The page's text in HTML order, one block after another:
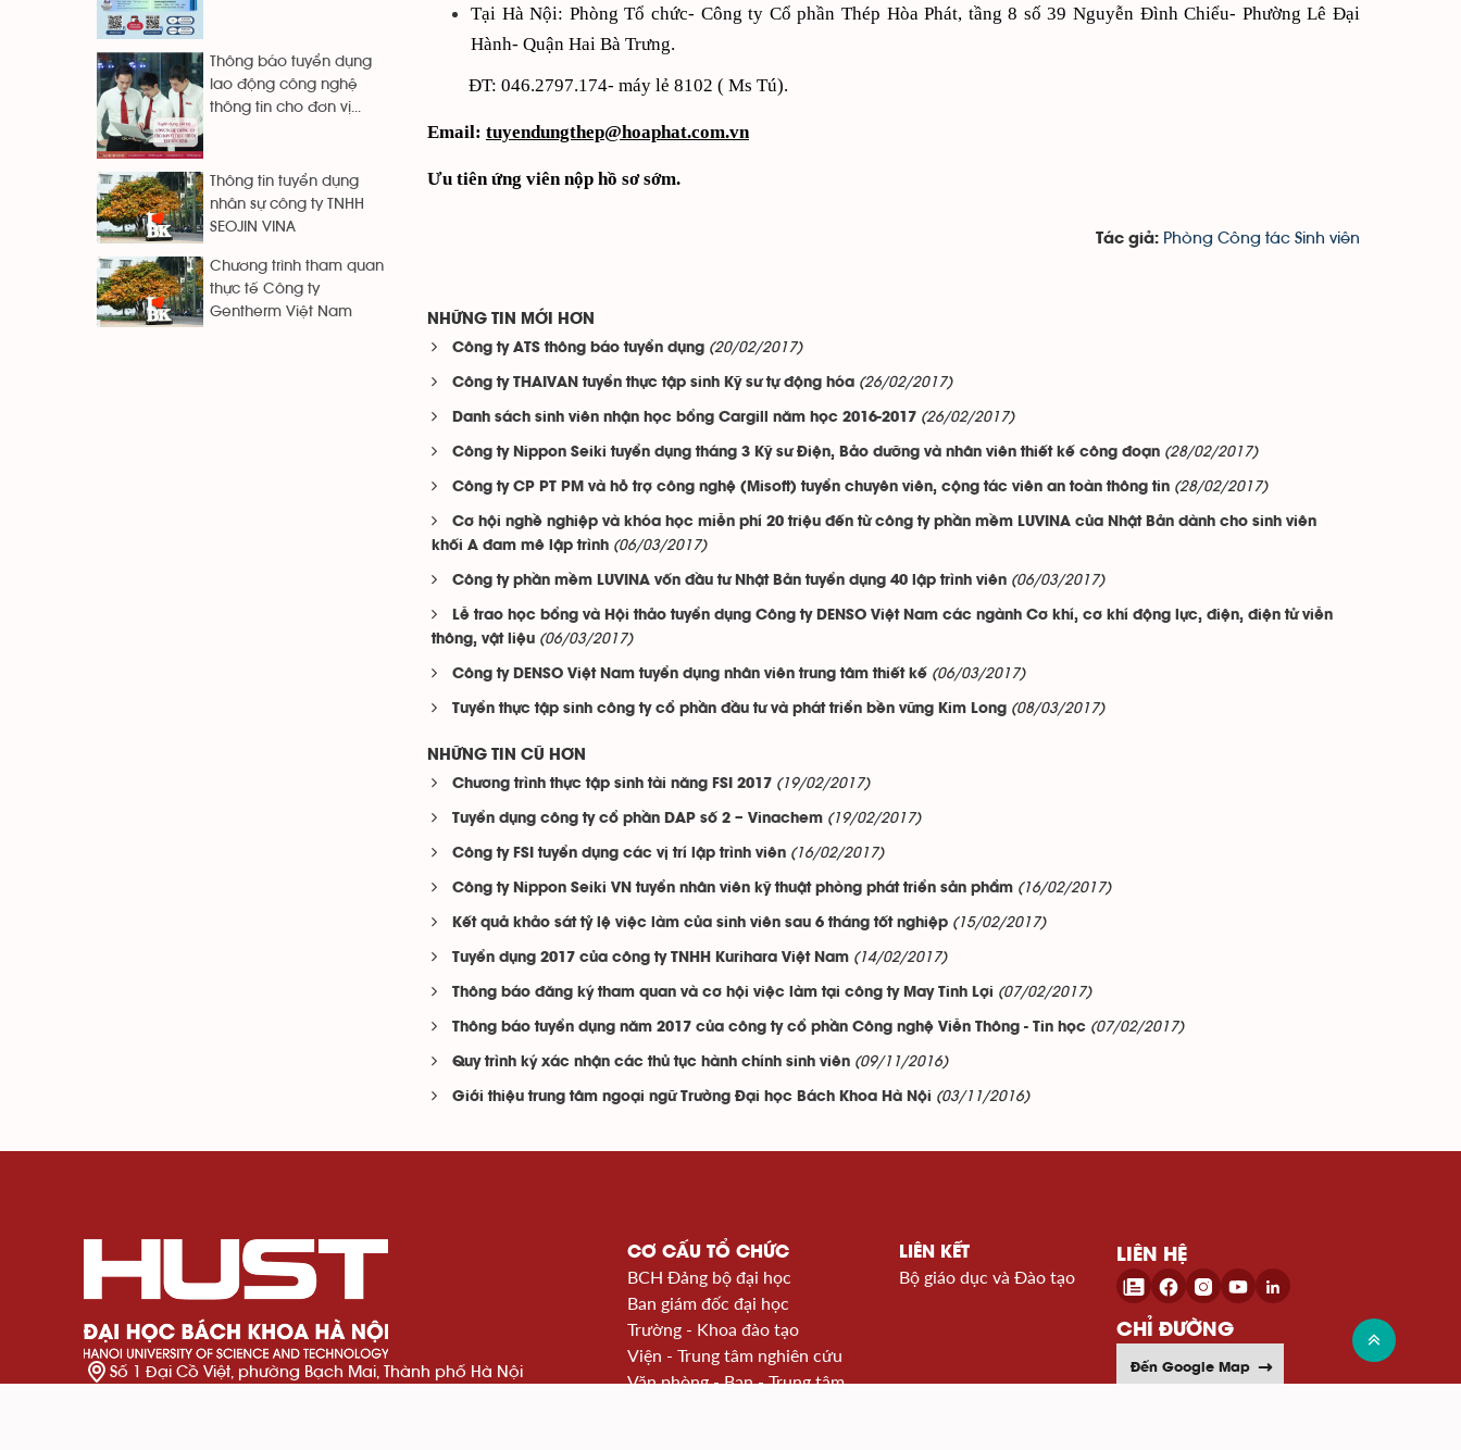
Tại Hà Nội: Phòng Tổ chức- Công ty Cổ phần Thép Hòa Phát, tầng 8 số 39 Nguyễn Đình Chiểu- Phường Lê Đại
Hành- Quận Hai Bà Trưng.
ĐT: 046.2797.174- máy lẻ 8102 ( Ms Tú).
Email: tuyendungthep@hoaphat.com.vn
Ưu tiên ứng viên nộp hồ sơ sớm.
Tác giả: Phòng Công tác Sinh viên
NHỮNG TIN MỚI HƠN
Công ty ATS thông báo tuyển dụng (20/02/2017)
Công ty THAIVAN tuyển thực tập sinh Kỹ sư tự động hóa (26/02/2017)
Danh sách sinh viên nhận học bổng Cargill năm học 2016-2017 (26/02/2017)
Công ty Nippon Seiki tuyển dụng tháng 3 Kỹ sư Điện, Bảo dưỡng và nhân viên thiết kế công đoạn (28/02/2017)
Công ty CP PT PM và hỗ trợ công nghệ (Misoft) tuyển chuyên viên, cộng tác viên an toàn thông tin (28/02/2017)
Cơ hội nghề nghiệp và khóa học miễn phí 20 triệu đến từ công ty phần mềm LUVINA của Nhật Bản dành cho sinh viên
khối A đam mê lập trình (06/03/2017)
Công ty phần mềm LUVINA vốn đầu tư Nhật Bản tuyển dụng 40 lập trình viên (06/03/2017)
Lễ trao học bổng và Hội thảo tuyển dụng Công ty DENSO Việt Nam các ngành Cơ khí, cơ khí động lực, điện, điện tử viễn
thông, vật liệu (06/03/2017)
Công ty DENSO Việt Nam tuyển dụng nhân viên trung tâm thiết kế (06/03/2017)
Tuyển thực tập sinh công ty cổ phần đầu tư và phát triển bền vững Kim Long (08/03/2017)
NHỮNG TIN CŨ HƠN
Chương trình thực tập sinh tài năng FSI 2017 (19/02/2017)
Tuyển dụng công ty cổ phần DAP số 2 – Vinachem (19/02/2017)
Công ty FSI tuyển dụng các vị trí lập trình viên (16/02/2017)
Công ty Nippon Seiki VN tuyển nhân viên kỹ thuật phòng phát triển sản phẩm (16/02/2017)
Kết quả khảo sát tỷ lệ việc làm của sinh viên sau 6 tháng tốt nghiệp (15/02/2017)
Tuyển dụng 2017 của công ty TNHH Kurihara Việt Nam (14/02/2017)
Thông báo đăng ký tham quan và cơ hội việc làm tại công ty May Tinh Lợi (07/02/2017)
Thông báo tuyển dụng năm 2017 của công ty cổ phần Công nghệ Viễn Thông - Tin học (07/02/2017)
Quy trình ký xác nhận các thủ tục hành chính sinh viên (09/11/2016)
Giới thiệu trung tâm ngoại ngữ Trường Đại học Bách Khoa Hà Nội (03/11/2016)
Thông báo tuyển dụng
lao động công nghệ
thông tin cho đơn vị...
Thông tin tuyển dụng
nhân sự công ty TNHH
SEOJIN VINA
Chương trình tham quan
thực tế Công ty
Gentherm Việt Nam
Số 1 Đại Cồ Việt, phường Bạch Mai, Thành phố Hà Nội
CƠ CẤU TỔ CHỨC
BCH Đảng bộ đại học
Ban giám đốc đại học
Trường - Khoa đào tạo
Viện - Trung tâm nghiên cứu
Văn phòng - Ban - Trung tâm
LIÊN KẾT
Bộ giáo dục và Đào tạo
LIÊN HỆ
CHỈ ĐƯỜNG
Đến Google Map